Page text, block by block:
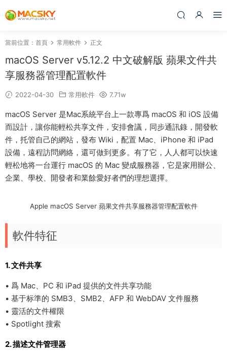
當前位置： 首頁 常用軟件 正文
macOS Server v5.12.2 中文破解版 蘋果文件共
享服務器管理配置軟件
2022-04-30 常用軟件 7.71w
macOS Server 是Mac系統平台上一款專爲 macOS 和 iOS 設備
而設計，讓你能輕松共享文件，安排會議，同步通訊錄，開發軟
件，托管自己的網站，發布 Wiki，配置 Mac、iPhone 和 iPad
設備，遠程訪問網絡，還可做到更多。有了它，人人都可以快速
輕松地将一台運行 macOS 的 Mac 變成服務器，它是家用辦公、
企業、學校、開發者和業餘愛好者們的理想選擇。
Apple macOS Server 蘋果文件共享服務器管理配置軟件
軟件特征
1. 文件共享
• 爲 Mac、PC 和 iPad 提供的文件共享功能
• 基于标準的 SMB3、SMB2、AFP 和 WebDAV 文件服務
• 靈活的文件權限
• Spotlight 搜索
2. 描述文件管理器